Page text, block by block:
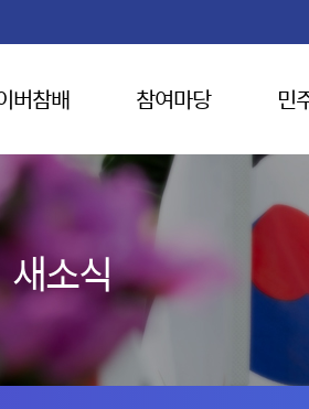
버참배 참여마당 민
새소식